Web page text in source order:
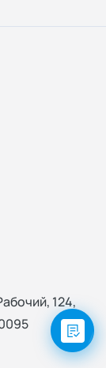
124,